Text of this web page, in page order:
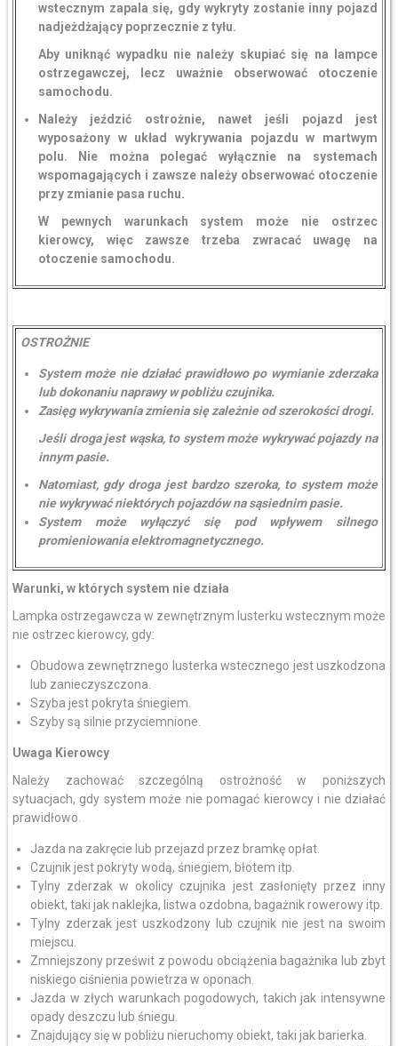
wstecznym zapala się, gdy wykryty zostanie inny pojazd
nadjeżdżający poprzecznie z tyłu.
Aby uniknąć wypadku nie należy skupiać się na lampce
ostrzegawczej, lecz uważnie obserwować otoczenie
samochodu.
Należy jeździć ostrożnie, nawet jeśli pojazd jest
wyposażony w układ wykrywania pojazdu w martwym
polu. Nie można polegać wyłącznie na systemach
wspomagających i zawsze należy obserwować otoczenie
przy zmianie pasa ruchu.
W pewnych warunkach system może nie ostrzec
kierowcy, więc zawsze trzeba zwracać uwagę na
otoczenie samochodu.
OSTROŻNIE
System może nie działać prawidłowo po wymianie zderzaka
lub dokonaniu naprawy w pobliżu czujnika.
Zasięg wykrywania zmienia się zależnie od szerokości drogi.
Jeśli droga jest wąska, to system może wykrywać pojazdy na
innym pasie.
Natomiast, gdy droga jest bardzo szeroka, to system może
nie wykrywać niektórych pojazdów na sąsiednim pasie.
System może wyłączyć się pod wpływem silnego
promieniowania elektromagnetycznego.
Warunki, w których system nie działa
Lampka ostrzegawcza w zewnętrznym lusterku wstecznym może
nie ostrzec kierowcy, gdy:
Obudowa zewnętrznego lusterka wstecznego jest uszkodzona
lub zanieczyszczona.
Szyba jest pokryta śniegiem.
Szyby są silnie przyciemnione.
Uwaga Kierowcy
Należy zachować szczególną ostrożność w poniższych
sytuacjach, gdy system może nie pomagać kierowcy i nie działać
prawidłowo.
Jazda na zakręcie lub przejazd przez bramkę opłat.
Czujnik jest pokryty wodą, śniegiem, błotem itp.
Tylny zderzak w okolicy czujnika jest zasłonięty przez inny
obiekt, taki jak naklejka, listwa ozdobna, bagażnik rowerowy itp.
Tylny zderzak jest uszkodzony lub czujnik nie jest na swoim
miejscu.
Zmniejszony prześwit z powodu obciążenia bagażnika lub zbyt
niskiego ciśnienia powietrza w oponach.
Jazda w złych warunkach pogodowych, takich jak intensywne
opady deszczu lub śniegu.
Znajdujący się w pobliżu nieruchomy obiekt, taki jak barierka.